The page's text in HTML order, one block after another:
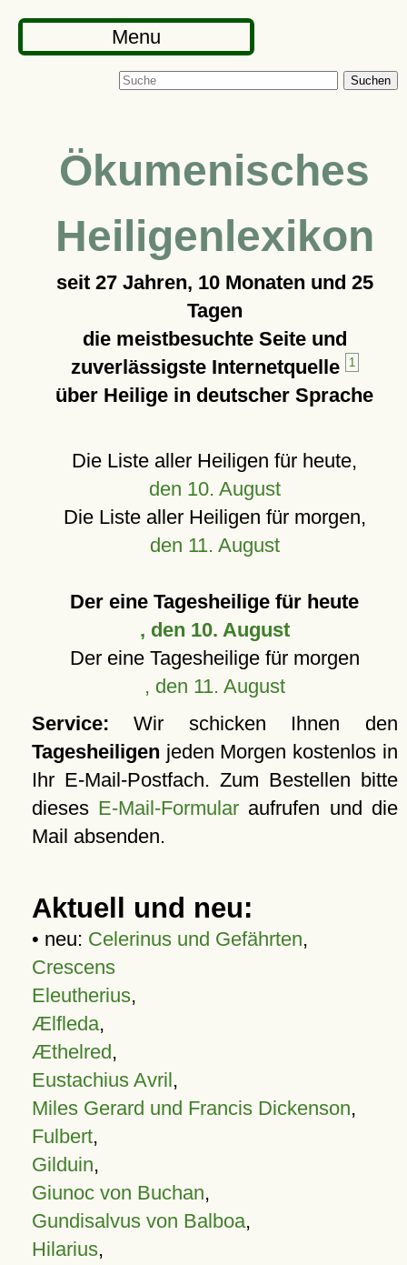
Menu
Suchen
Ökumenisches
Heiligenlexikon
seit 27 Jahren, 10 Monaten und 25
Tagen
die meistbesuchte Seite und
zuverlässigste Internetquelle
1
über Heilige in deutscher Sprache
Die Liste aller Heiligen für heute,
den 10. August
Die Liste aller Heiligen für morgen,
den 11. August
Der eine Tagesheilige für heute
, den 10. August
Der eine Tagesheilige für morgen
, den 11. August
Service: Wir schicken Ihnen den
Tagesheiligen jeden Morgen kostenlos in
Ihr E-Mail-Postfach. Zum Bestellen bitte
dieses E-Mail-Formular aufrufen und die
Mail absenden.
Aktuell und neu:
• neu: Celerinus und Gefährten,
Crescens
Eleutherius,
Ælfleda,
Æthelred,
Eustachius Avril,
Miles Gerard und Francis Dickenson,
Fulbert,
Gilduin,
Giunoc von Buchan,
Gundisalvus von Balboa,
Hilarius,